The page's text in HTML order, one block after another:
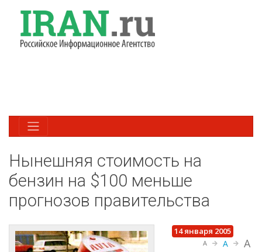
Нынешняя стоимость на
бензин на $100 меньше
прогнозов правительства
14 января 2005
A A A